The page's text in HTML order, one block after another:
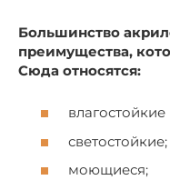
Большинство
преимущества,
Сюда относятся:
влагостойкие
светостойкие;
моющиеся;